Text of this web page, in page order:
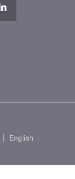
English